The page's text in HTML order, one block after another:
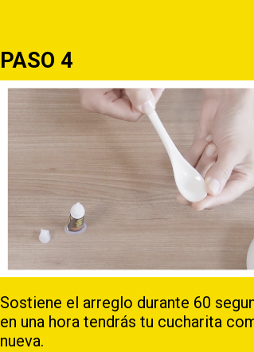
PASO 4
Sostiene el arreglo durante 60
en una hora tendrás tu cucharita
nueva.